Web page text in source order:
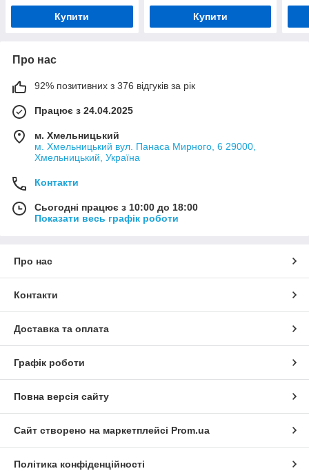
Купити Купити
Про нас
92% позитивних з 376 відгуків за рік
Працює з 24.04.2025
м. Хмельницький
м. Хмельницький вул. Панаса Мирного, 6 29000,
Хмельницький, Україна
Контакти
Сьогодні працює з 10:00 до 18:00
Показати весь графік роботи
Про нас
Контакти
Доставка та оплата
Графік роботи
Повна версія сайту
Сайт створено на маркетплейсі Prom.ua
Політика конфіденційності